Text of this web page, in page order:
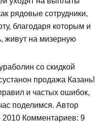
рядовые сотрудники,
благодаря которым и
живут на мизерную
со скидкой
продажа Казань!
и частых ошибок,
поделимся. Автор
Комментариев: 9